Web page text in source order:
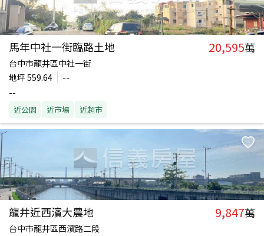
馬年中社一街臨路土地 20,595萬
台中市龍井區中社一街
地坪 559.64
--
--
近公園 近市場 近超市
龍井近西濱大農地 9,847萬
台中市龍井區西濱路二段